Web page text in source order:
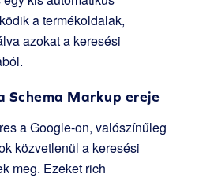
a termékoldalak,
azokat a keresési
Schema Markup ereje
a Google-on, valószínűleg
közvetlenül a keresési
meg. Ezeket rich